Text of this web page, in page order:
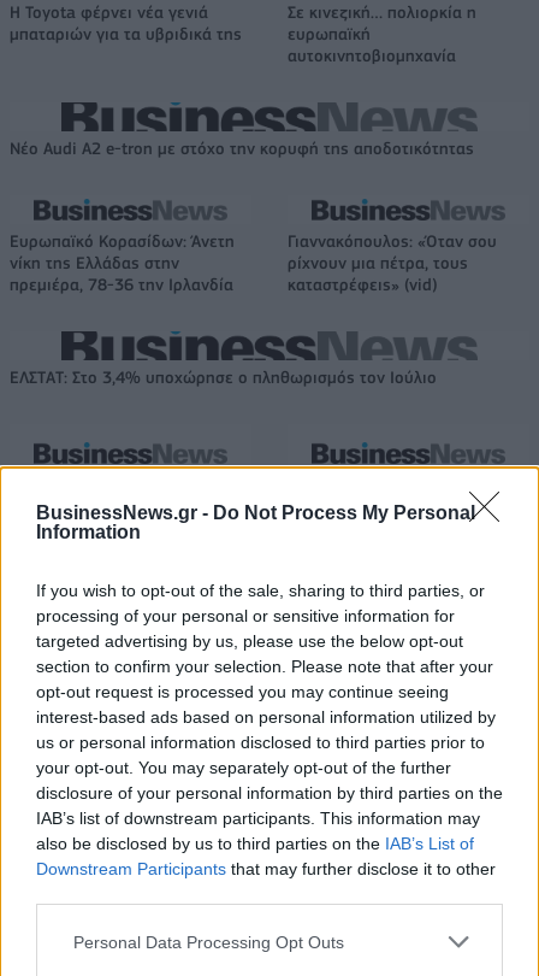
BusinessNews.gr - Do Not Process My Personal
Information
If you wish to opt-out of the sale, sharing to third parties, or
processing of your personal or sensitive information for
targeted advertising by us, please use the below opt-out
section to confirm your selection. Please note that after your
opt-out request is processed you may continue seeing
interest-based ads based on personal information utilized by
us or personal information disclosed to third parties prior to
your opt-out. You may separately opt-out of the further
disclosure of your personal information by third parties on the
IAB’s list of downstream participants. This information may
also be disclosed by us to third parties on the IAB’s List of
Downstream Participants that may further disclose it to other
Personal Data Processing Opt Outs
Η Toyota φέρνει νέα γενιά
μπαταριών για τα υβριδικά της
Σε κινεζική… πολιορκία η
ευρωπαϊκή
αυτοκινητοβιομηχανία
Νέο Audi A2 e-tron με στόχο την κορυφή της αποδοτικότητας
Ευρωπαϊκό Κορασίδων: Άνετη
νίκη της Ελλάδας στην
πρεμιέρα, 78-36 την Ιρλανδία
Γιαννακόπουλος: «Όταν σου
ρίχνουν μια πέτρα, τους
καταστρέφεις» (vid)
ΕΛΣΤΑΤ: Στο 3,4% υποχώρησε ο πληθωρισμός τον Ιούλιο
σε 843 μέσα ενημέρωσης-
Ξεκίνησε το πενταετές
Τύπου
Metlen: Ρεκόρ EBITDA στο α'
εξάμηνο, στα 550 εκατ. ευρώ –
Η Chery επενδύει 75 εκατ. δολάρια στην KG Mobility
Το FIAT 500 Hybrid τώρα από
18.990 ευρώ
Ατρόμητος και Novibet
συνεχίζουν μαζί: Ανανέωση της
συνεργασίας τους μέχρι το
2028
FTSE4Good